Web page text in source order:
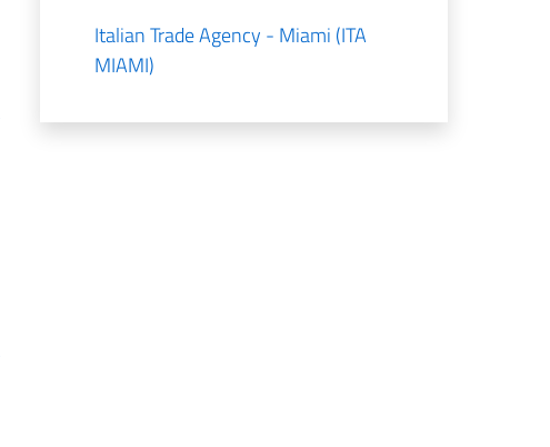
Italian Trade Agency - Miami (ITA
MIAMI)